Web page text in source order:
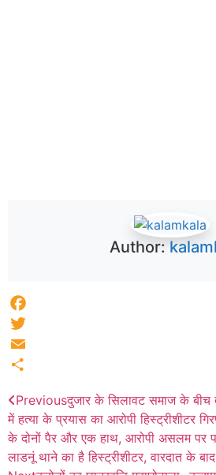
Author:
Facebook
Twitter
Email
Previousदुजार के सिलावट समाज के
में हत्या के प्रयास का आरोपी हिस्ट्रीशीटर
के दोनों पैर और एक हाथ, आरोपी असलम पर
लाडनूं थाने का है हिस्ट्रीशीटर, वारदात के